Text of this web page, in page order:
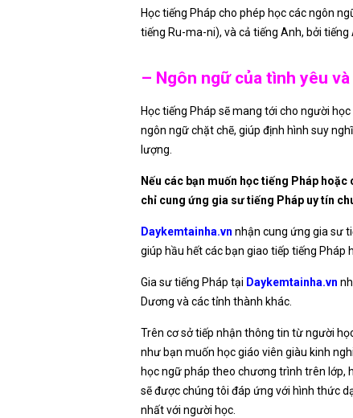
Học tiếng Pháp cho phép học các ngôn
tiếng Ru-ma-ni), và cả tiếng Anh, bởi
– Ngôn ngữ của tình yêu
Học tiếng Pháp sẽ mang tới cho người
ngôn ngữ chặt chẽ, giúp định hình suy
lượng.
Nếu các bạn muốn học tiếng Pháp
chỉ cung ứng gia sư tiếng Pháp uy tín
Daykemtainha.vn nhận cung ứng gia sư
giúp hầu hết các bạn giao tiếp tiếng Pháp
Gia sư tiếng Pháp tại Daykemtainha.vn
Dương và các tỉnh thành khác.
Trên cơ sở tiếp nhận thông tin từ người
như bạn muốn học giáo viên giàu kinh
học ngữ pháp theo chương trình trên lớp,
sẽ được chúng tôi đáp ứng với hình thức
nhất với người học.